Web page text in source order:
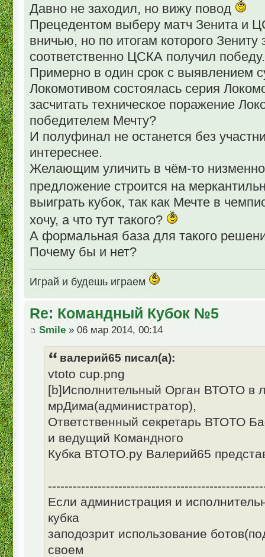
Давно не заходил, но вижу повод
Прецедентом выберу матч Зенита и
вничью, но по итогам которого Зениту
соответственно ЦСКА получил победу.
Примерно в один срок с выявлением
Локомотивом состоялась серия
засчитать техническое поражение
победителем Мечту?
И полуфинал не останется без
интереснее.
Желающим уличить в чём-то
предложение строится на
выиграть кубок, так как Мечте в
хочу, а что тут такого?
А формальная база для такого
Почему бы и нет?
Играй и будешь играем
Re: Командный Кубок №5
Smile » 06 мар 2014, 00:14
валерий65 писал(а):
vtoto cup.png
[b]Исполнительный Орган ВТОТО в
мрДима(администратор),
Ответственный секретарь ВТОТО
и ведущий Командного
Кубка ВТОТО.ру Валерий65
Если администрация и
кубка
заподозрит использование
своем